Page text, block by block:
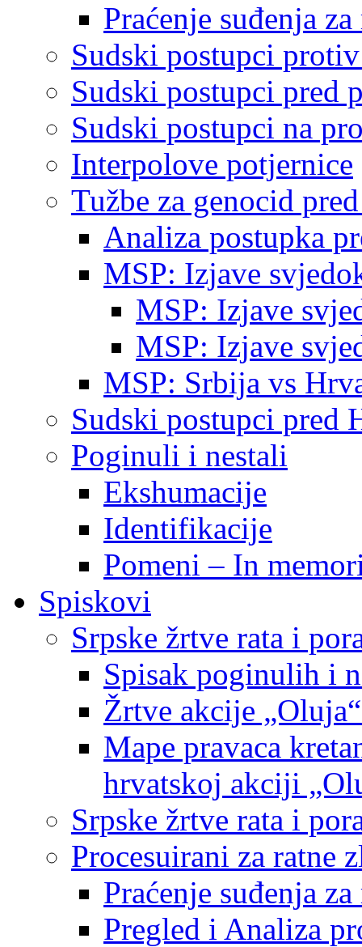
Praćenje suđenja
Sudski postupci
Sudski postupci pred
Sudski postupci na
Interpolove potjernice
Tužbe za genocid
Analiza postupka
MSP: Izjave
MSP: Izjave
MSP: Izjave
MSP: Srbija vs
Sudski postupci pred
Poginuli i nestali
Ekshumacije
Identifikacije
Pomeni – In
Spiskovi
Srpske žrtve rata i
Spisak poginulih i
Žrtve akcije
Mape pravaca
hrvatskoj akciji
Srpske žrtve rata i
Procesuirani za ratne
Praćenje suđenja
Pregled i Analiza